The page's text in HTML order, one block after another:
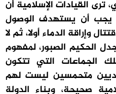
القيادات الإسلامية أن
يجب أن يستهدف الوصول
وإراقة الدماء أولا، ثم لا
الحكيم الصبور، لمفهوم
الجماعات التي تتكون
متحمسين ليست لهم
صحيحة، وبناء الدولة